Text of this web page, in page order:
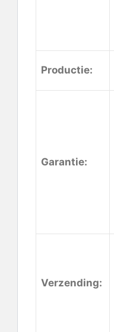
Productie:
Garantie:
Verzending: